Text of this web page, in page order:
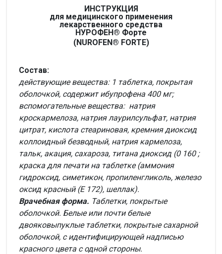
ИНСТРУКЦИЯ
для медицинского применения
лекарственного средства
НУРОФЕН® Форте
(NUROFEN® FORTE)
Состав:
действующие вещества: 1 таблетка, покрытая
оболочкой, содержит ибупрофена 400 мг;
вспомогательные вещества: натрия
кроскармелоза, натрия лаурилсульфат, натрия
цитрат, кислота стеариновая, кремния диоксид
коллоидный безводный, натрия кармелоза,
тальк, акация, сахароза, титана диоксид (0 160 ;
краска для печати на таблетке (аммония
гидроксид, симетикон, пропиленгликоль, железо
оксид красный (Е 172), шеллак).
Врачебная форма. Таблетки, покрытые
оболочкой. Белые или почти белые
двояковыпуклые таблетки, покрытые сахарной
оболочкой, с идентифицирующей надписью
красного цвета с одной стороны.